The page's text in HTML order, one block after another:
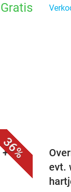
Gratis
36%
+ evt.
evt.